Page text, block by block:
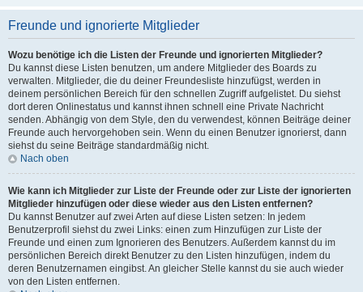
Freunde und ignorierte Mitglieder
Wozu benötige ich die Listen der Freunde und ignorierten Mitglieder?
Du kannst diese Listen benutzen, um andere Mitglieder des Boards zu
verwalten. Mitglieder, die du deiner Freundesliste hinzufügst, werden in
deinem persönlichen Bereich für den schnellen Zugriff aufgelistet. Du siehst
dort deren Onlinestatus und kannst ihnen schnell eine Private Nachricht
senden. Abhängig von dem Style, den du verwendest, können Beiträge deiner
Freunde auch hervorgehoben sein. Wenn du einen Benutzer ignorierst, dann
siehst du seine Beiträge standardmäßig nicht.
Nach oben
Wie kann ich Mitglieder zur Liste der Freunde oder zur Liste der ignorierten
Mitglieder hinzufügen oder diese wieder aus den Listen entfernen?
Du kannst Benutzer auf zwei Arten auf diese Listen setzen: In jedem
Benutzerprofil siehst du zwei Links: einen zum Hinzufügen zur Liste der
Freunde und einen zum Ignorieren des Benutzers. Außerdem kannst du im
persönlichen Bereich direkt Benutzer zu den Listen hinzufügen, indem du
deren Benutzernamen eingibst. An gleicher Stelle kannst du sie auch wieder
von den Listen entfernen.